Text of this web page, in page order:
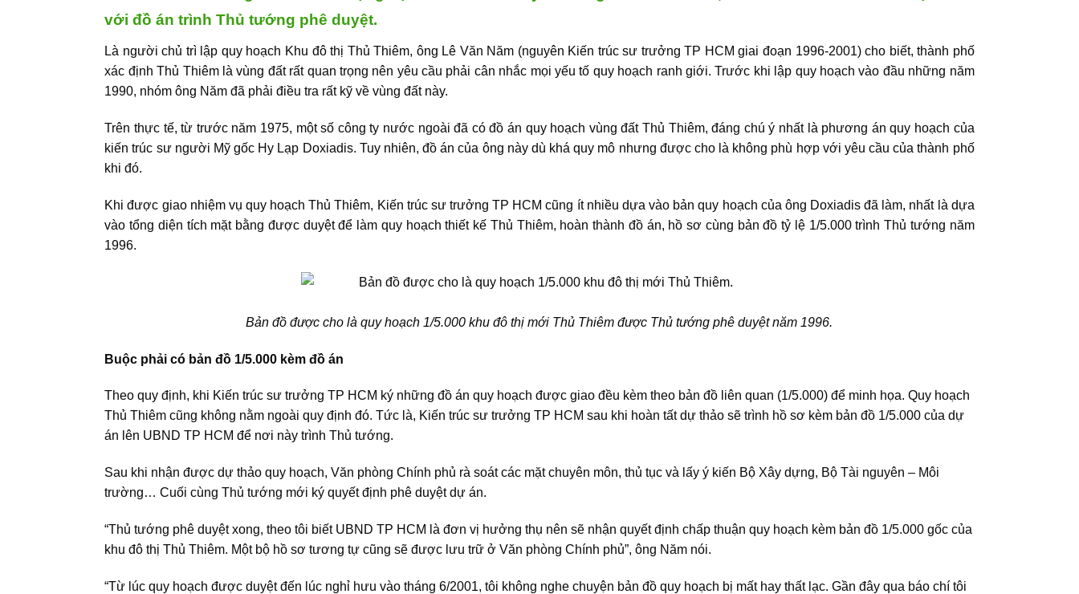
với đồ án trình Thủ tướng phê duyệt.
Là người chủ trì lập quy hoạch Khu đô thị Thủ Thiêm, ông Lê Văn Năm (nguyên Kiến trúc sư trưởng TP HCM giai đoạn 1996-2001) cho biết, thành phố
xác định Thủ Thiêm là vùng đất rất quan trọng nên yêu cầu phải cân nhắc mọi yếu tố quy hoạch ranh giới. Trước khi lập quy hoạch vào đầu những năm
1990, nhóm ông Năm đã phải điều tra rất kỹ về vùng đất này.
Trên thực tế, từ trước năm 1975, một số công ty nước ngoài đã có đồ án quy hoạch vùng đất Thủ Thiêm, đáng chú ý nhất là phương án quy hoạch của
kiến trúc sư người Mỹ gốc Hy Lạp Doxiadis. Tuy nhiên, đồ án của ông này dù khá quy mô nhưng được cho là không phù hợp với yêu cầu của thành phố
khi đó.
Khi được giao nhiệm vụ quy hoạch Thủ Thiêm, Kiến trúc sư trưởng TP HCM cũng ít nhiều dựa vào bản quy hoạch của ông Doxiadis đã làm, nhất là dựa
vào tổng diện tích mặt bằng được duyệt để làm quy hoạch thiết kế Thủ Thiêm, hoàn thành đồ án, hồ sơ cùng bản đồ tỷ lệ 1/5.000 trình Thủ tướng năm
1996.
Bản đồ được cho là quy hoạch 1/5.000 khu đô thị mới Thủ Thiêm được Thủ tướng phê duyệt năm 1996.
Buộc phải có bản đồ 1/5.000 kèm đồ án
Theo quy định, khi Kiến trúc sư trưởng TP HCM ký những đồ án quy hoạch được giao đều kèm theo bản đồ liên quan (1/5.000) để minh họa. Quy hoạch
Thủ Thiêm cũng không nằm ngoài quy định đó. Tức là, Kiến trúc sư trưởng TP HCM sau khi hoàn tất dự thảo sẽ trình hồ sơ kèm bản đồ 1/5.000 của dự
án lên UBND TP HCM để nơi này trình Thủ tướng.
Sau khi nhận được dự thảo quy hoạch, Văn phòng Chính phủ rà soát các mặt chuyên môn, thủ tục và lấy ý kiến Bộ Xây dựng, Bộ Tài nguyên – Môi
trường… Cuối cùng Thủ tướng mới ký quyết định phê duyệt dự án.
“Thủ tướng phê duyệt xong, theo tôi biết UBND TP HCM là đơn vị hưởng thụ nên sẽ nhận quyết định chấp thuận quy hoạch kèm bản đồ 1/5.000 gốc của
khu đô thị Thủ Thiêm. Một bộ hồ sơ tương tự cũng sẽ được lưu trữ ở Văn phòng Chính phủ”, ông Năm nói.
“Từ lúc quy hoạch được duyệt đến lúc nghỉ hưu vào tháng 6/2001, tôi không nghe chuyện bản đồ quy hoạch bị mất hay thất lạc. Gần đây qua báo chí tôi